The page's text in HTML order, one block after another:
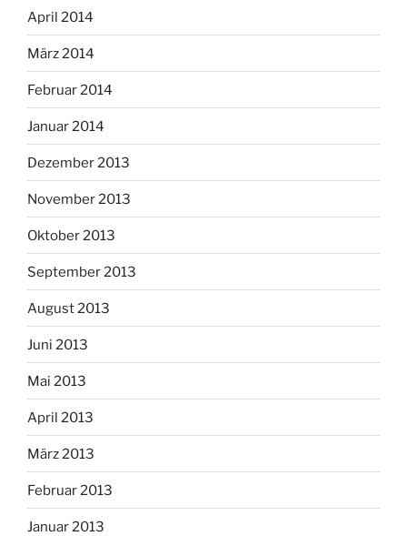
April 2014
März 2014
Februar 2014
Januar 2014
Dezember 2013
November 2013
Oktober 2013
September 2013
August 2013
Juni 2013
Mai 2013
April 2013
März 2013
Februar 2013
Januar 2013